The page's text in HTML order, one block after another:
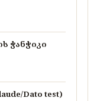
ჭანჭიკი
Dato test)